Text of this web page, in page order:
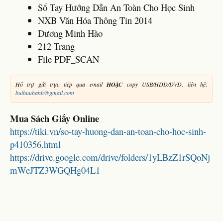
Sổ Tay Hướng Dẫn An Toàn Cho Học Sinh
NXB Văn Hóa Thông Tin 2014
Dương Minh Hào
212 Trang
File PDF_SCAN
Hỗ trợ gửi trực tiếp qua emailHOẶC copy USB/HDD/DVD, liên hệ:
buihuuhanh@gmail.com
Mua Sách Giấy Online
https://tiki.vn/so-tay-huong-dan-an-toan-cho-hoc-sinh-
p410356.html
https://drive.google.com/drive/folders/1yLBzZ1rSQoNj
mWeJTZ3WGQHg04L1